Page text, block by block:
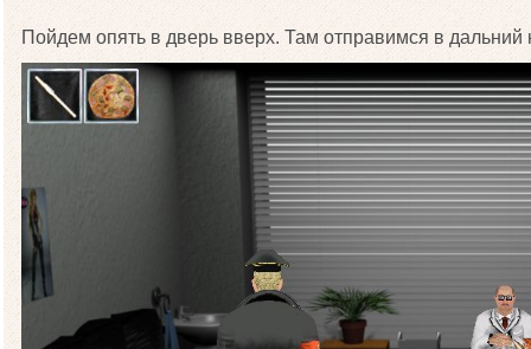
Пойдем опять в дверь вверх. Там отправимся в